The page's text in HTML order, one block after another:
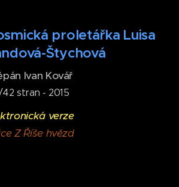
proletářka Luisa
Štychová
Ivan Kovář
stran - 2015
verze
Z Říše hvězd